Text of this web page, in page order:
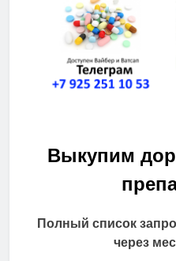
Выкупим
Полный список
через